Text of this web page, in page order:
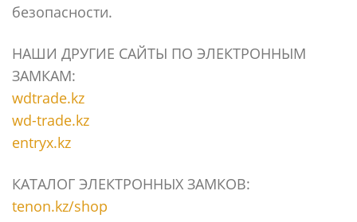
безопасности.
НАШИ ДРУГИЕ САЙТЫ ПО ЭЛЕКТРОННЫМ
ЗАМКАМ:
wdtrade.kz
wd-trade.kz
entryx.kz
КАТАЛОГ ЭЛЕКТРОННЫХ ЗАМКОВ:
tenon.kz/shop